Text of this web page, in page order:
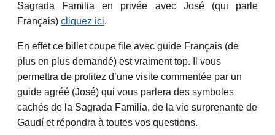
Sagrada Familia en privée avec José (qui parle
Français) cliquez ici.
En effet ce billet coupe file avec guide Français (de
plus en plus demandé) est vraiment top. Il vous
permettra de profitez d’une visite commentée par un
guide agréé (José) qui vous parlera des symboles
cachés de la Sagrada Familia, de la vie surprenante de
Gaudí et répondra à toutes vos questions.